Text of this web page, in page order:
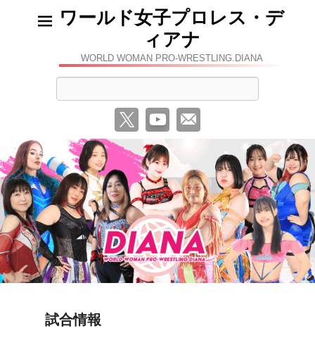
ワールド女子プロレス・デ
ィアナ
WORLD WOMAN PRO-WRESTLING.DIANA
試合情報